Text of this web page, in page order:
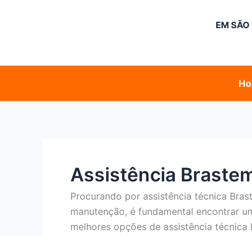
EM
Assistência
Procurando por assistência técnica
manutenção, é fundamental encontrar
melhores opções de assistência